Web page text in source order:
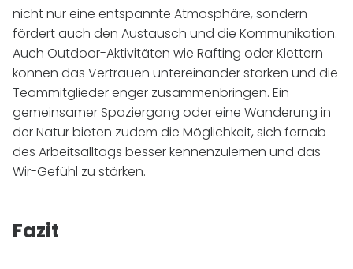
nicht nur eine entspannte Atmosphäre, sondern
fördert auch den Austausch und die Kommunikation.
Auch Outdoor-Aktivitäten wie Rafting oder Klettern
können das Vertrauen untereinander stärken und die
Teammitglieder enger zusammenbringen. Ein
gemeinsamer Spaziergang oder eine Wanderung in
der Natur bieten zudem die Möglichkeit, sich fernab
des Arbeitsalltags besser kennenzulernen und das
Wir-Gefühl zu stärken.
Fazit